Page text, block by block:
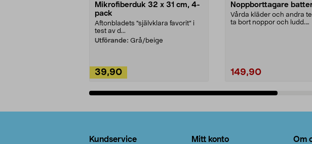
Mikrofiberduk 32 x 31 cm, 4-
pack
Aftonbladets "självklara favorit” i
test av d...
Utförande: Grå/beige
39,90
Noppborttagare
Vårda kläder och andra
ta bort noppor och ludd.
149,90
Kundservice Mitt konto Om